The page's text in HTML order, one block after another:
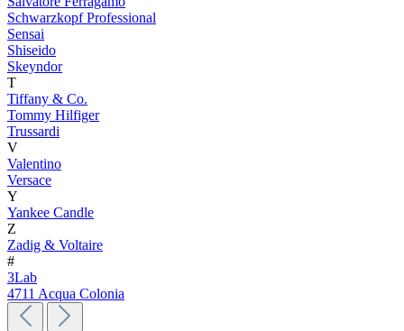
Schwarzkopf Professional
Sensai
Shiseido
Skeyndor
T
Tiffany & Co.
Tommy Hilfiger
Trussardi
V
Valentino
Versace
Y
Yankee Candle
Z
Zadig & Voltaire
#
3Lab
4711 Acqua Colonia